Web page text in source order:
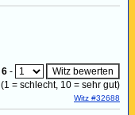
6 -
(1 = schlecht, 10 = sehr gut)
Witz #32688